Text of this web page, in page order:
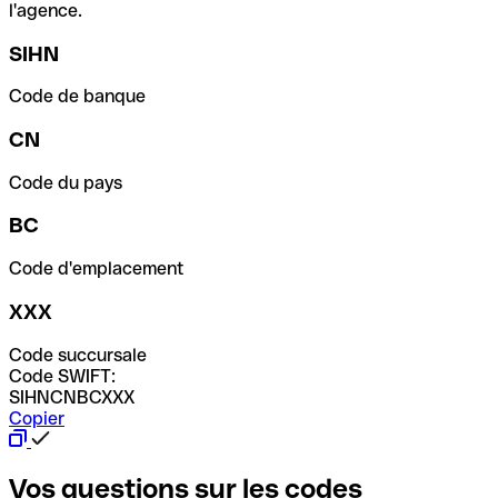
l'agence.
SIHN
Code de banque
CN
Code du pays
BC
Code d'emplacement
XXX
Code succursale
Code SWIFT:
SIHNCNBCXXX
Copier
Vos questions sur les codes